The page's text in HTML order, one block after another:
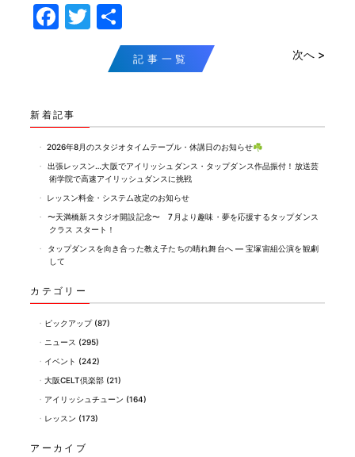
F
b
o
o
k
T
itt
有
次へ >
記事一覧
新着記事
2026年8月のスタジオタイムテーブル・休講日のお知らせ☘️
出張レッスン…大阪でアイリッシュダンス・タップダンス作品振付！放送芸
術学院で高速アイリッシュダンスに挑戦
レッスン料金・システム改定のお知らせ
〜天満橋新スタジオ開設記念〜 7月より趣味・夢を応援するタップダンス
クラス スタート！
タップダンスを向き合った教え子たちの晴れ舞台へ ― 宝塚宙組公演を観劇
して
カテゴリー
ピックアップ(87)
ニュース (295)
イベント (242)
大阪CELT倶楽部 (21)
アイリッシュチューン (164)
レッスン (173)
アーカイブ